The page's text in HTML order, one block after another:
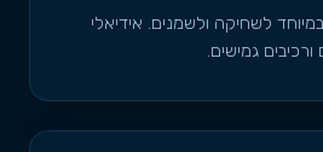
לשחיקה ולשמנים. אידיאלי
גמישים.